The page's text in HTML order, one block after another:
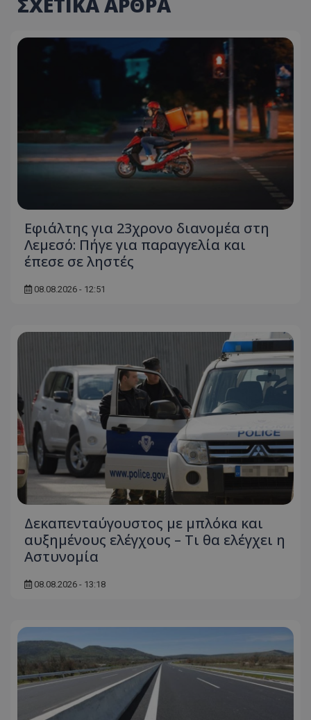
Εφιάλτης για 23χρονο διανομέα στη
Λεμεσό: Πήγε για παραγγελία και
έπεσε σε ληστές
08.08.2026 - 12:51
Δεκαπενταύγουστος με μπλόκα και
αυξημένους ελέγχους – Τι θα ελέγχει η
Αστυνομία
08.08.2026 - 13:18